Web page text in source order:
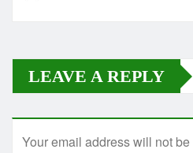
LEAVE A REPLY
Your email address will not